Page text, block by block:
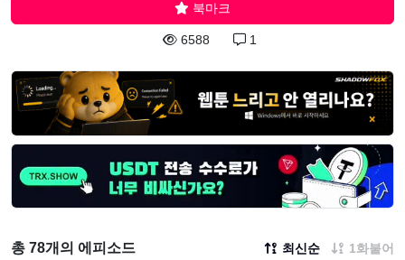
북마크
6588 1
총 78개의 에피소드 최신순 1화붙어